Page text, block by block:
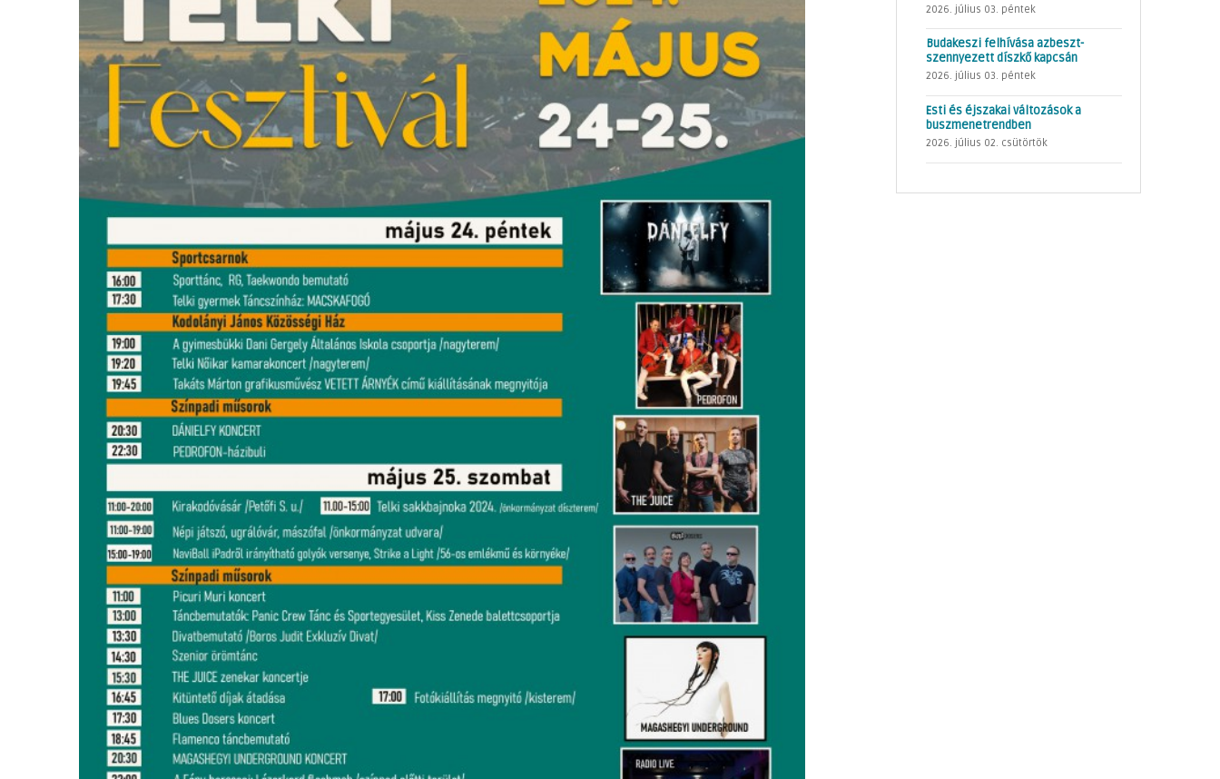
2026. július 03. péntek
Budakeszi felhívása azbeszt-
szennyezett díszkő kapcsán
2026. július 03. péntek
Esti és éjszakai változások a
buszmenetrendben
2026. július 02. csütörtök